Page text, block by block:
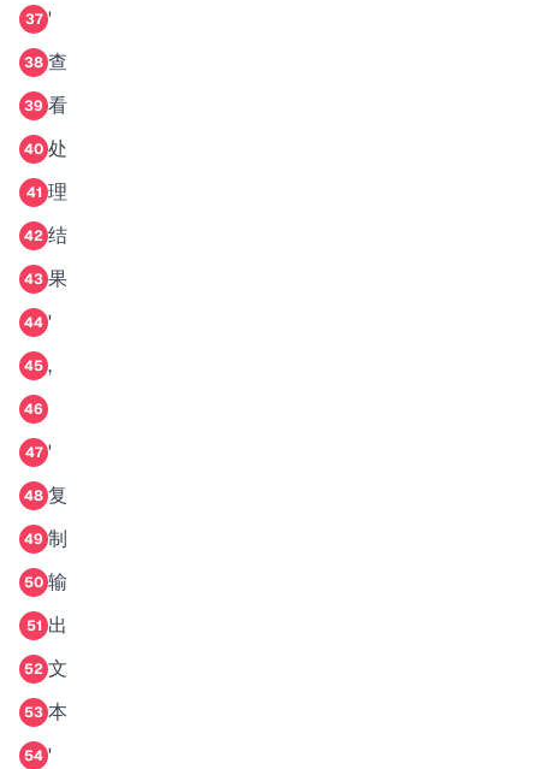
37 '
38 查
39 看
40 处
41 理
42 结
43 果
44 '
45 ,
46
47 '
48 复
49 制
50 输
51 出
52 文
53 本
54 '